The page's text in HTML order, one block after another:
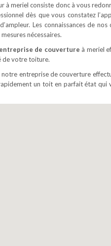
à meriel consiste donc à vous
dès que vous constatez
Les connaissances de
nécessaires.
entreprise de couverture à meriel
de votre toiture.
entreprise de couverture
un toit en parfait état